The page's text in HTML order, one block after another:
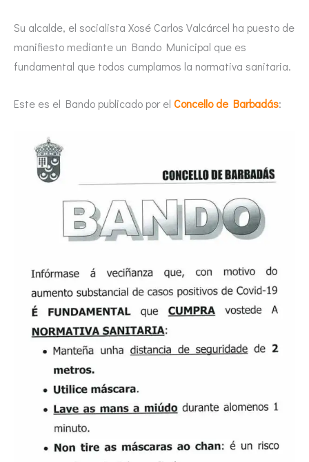
Su alcalde, el socialista Xosé Carlos Valcárcel ha puesto de
manifiesto mediante un Bando Municipal que es
fundamental que todos cumplamos la normativa sanitaria.
Este es el Bando publicado por el Concello de Barbadás: